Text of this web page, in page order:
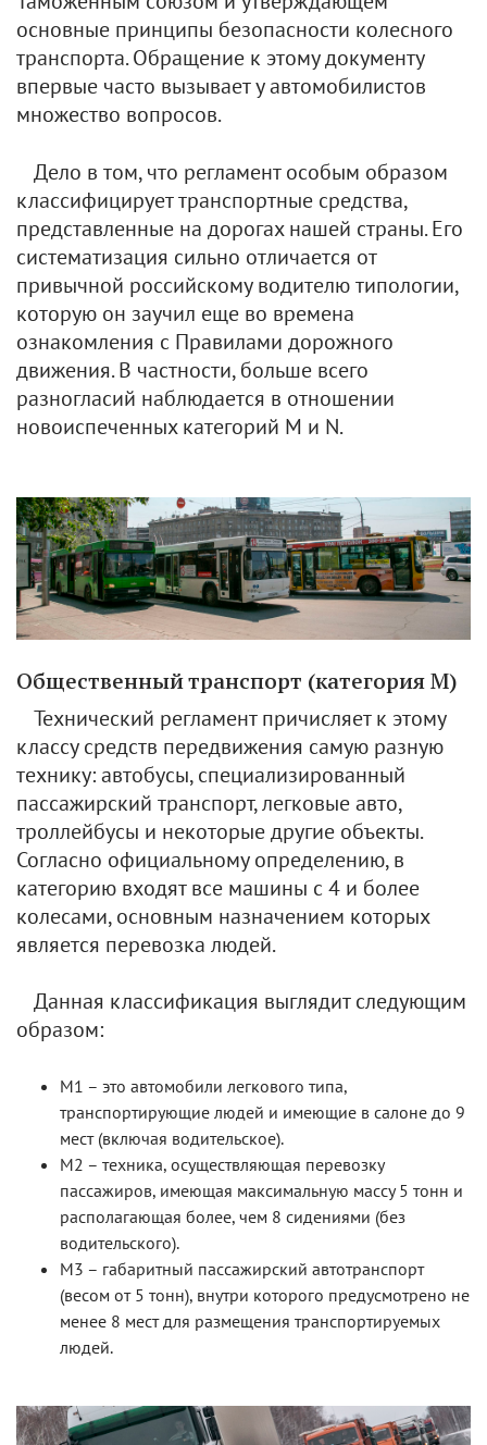
основные принципы безопасности колесного
транспорта. Обращение к этому документу
впервые часто вызывает у автомобилистов
множество вопросов.
Дело в том, что регламент особым образом
классифицирует транспортные средства,
представленные на дорогах нашей страны. Его
систематизация сильно отличается от
привычной российскому водителю типологии,
которую он заучил еще во времена
ознакомления с Правилами дорожного
движения. В частности, больше всего
разногласий наблюдается в отношении
новоиспеченных категорий M и N.
Общественный транспорт (категория M)
Технический регламент причисляет к этому
классу средств передвижения самую разную
технику: автобусы, специализированный
пассажирский транспорт, легковые авто,
троллейбусы и некоторые другие объекты.
Согласно официальному определению, в
категорию входят все машины с 4 и более
колесами, основным назначением которых
является перевозка людей.
Данная классификация выглядит следующим
образом:
M1 – это автомобили легкового типа,
транспортирующие людей и имеющие в салоне до 9
мест (включая водительское).
М2 – техника, осуществляющая перевозку
пассажиров, имеющая максимальную массу 5 тонн и
располагающая более, чем 8 сидениями (без
водительского).
М3 – габаритный пассажирский автотранспорт
(весом от 5 тонн), внутри которого предусмотрено не
менее 8 мест для размещения транспортируемых
людей.